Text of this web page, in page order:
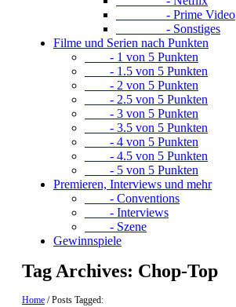
- Prime Video
- Sonstiges
Filme und Serien nach Punkten
- 1 von 5 Punkten
- 1.5 von 5 Punkten
- 2 von 5 Punkten
- 2.5 von 5 Punkten
- 3 von 5 Punkten
- 3.5 von 5 Punkten
- 4 von 5 Punkten
- 4.5 von 5 Punkten
- 5 von 5 Punkten
Premieren, Interviews und mehr
- Conventions
- Interviews
- Szene
Gewinnspiele
Tag Archives: Chop-Top
Home /Posts Tagged: